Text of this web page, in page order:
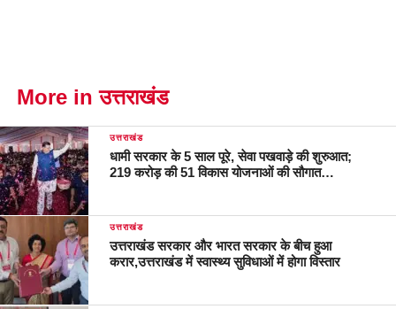
More in उत्तराखंड
उत्तराखंड
धामी सरकार के 5 साल पूरे, सेवा पखवाड़े की शुरुआत;
219 करोड़ की 51 विकास योजनाओं की सौगात…
उत्तराखंड
उत्तराखंड सरकार और भारत सरकार के बीच हुआ
करार,उत्तराखंड में स्वास्थ्य सुविधाओं में होगा विस्तार